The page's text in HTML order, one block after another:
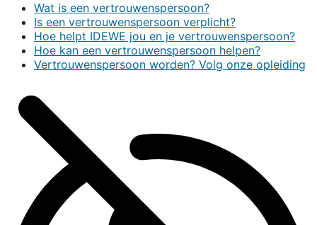
Wat is een vertrouwenspersoon?
Is een vertrouwenspersoon verplicht?
Hoe helpt IDEWE jou en je vertrouwenspersoon?
Hoe kan een vertrouwenspersoon helpen?
Vertrouwenspersoon worden? Volg onze opleiding